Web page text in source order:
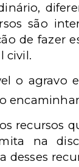
são
de fazer
civil.
o agravo
recursos
na
desses